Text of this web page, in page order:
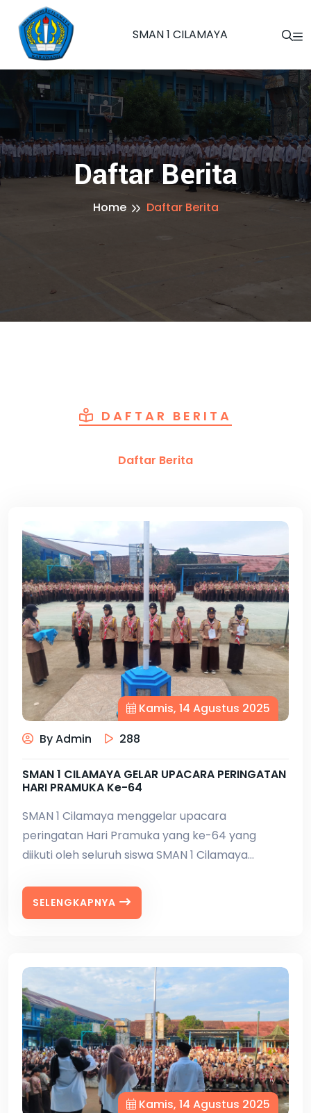
SMAN 1 CILAMAYA
Daftar Berita
Home Daftar Berita
DAFTAR BERITA
Daftar Berita
Kamis, 14 Agustus 2025
By Admin
288
SMAN 1 CILAMAYA GELAR UPACARA PERINGATAN
HARI PRAMUKA Ke-64
SMAN 1 Cilamaya menggelar upacara
peringatan Hari Pramuka yang ke-64 yang
diikuti oleh seluruh siswa SMAN 1 Cilamaya...
SELENGKAPNYA
Kamis, 14 Agustus 2025